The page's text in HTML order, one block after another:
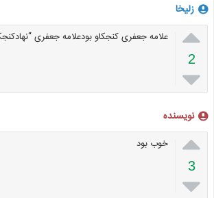
زلیخا

2

علامه جعفری کنجکاو بودعلامه جعفری
نویسنده

3

خوب بود